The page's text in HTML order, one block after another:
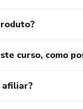
curso, como
afiliar?